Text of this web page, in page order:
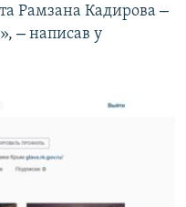
Рамзана Кадирова –
– написав у